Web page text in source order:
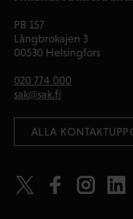
PB 157
Långbrokajen 3
00530 Helsingfors
020 774 000
sak@sak.fi
ALLA